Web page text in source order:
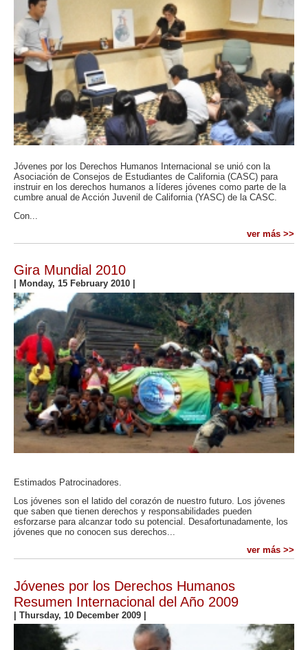
Jóvenes por los Derechos Humanos Internacional se unió con la
Asociación de Consejos de Estudiantes de California (CASC) para
instruir en los derechos humanos a líderes jóvenes como parte de la
cumbre anual de Acción Juvenil de California (YASC) de la CASC.
Con...
ver más >>
Gira Mundial 2010
Monday, 15 February 2010
Estimados Patrocinadores.
Los jóvenes son el latido del corazón de nuestro futuro. Los jóvenes
que saben que tienen derechos y responsabilidades pueden
esforzarse para alcanzar todo su potencial. Desafortunadamente, los
jóvenes que no conocen sus derechos...
ver más >>
Jóvenes por los Derechos Humanos
Resumen Internacional del Año 2009
| Thursday, 10 December 2009 |